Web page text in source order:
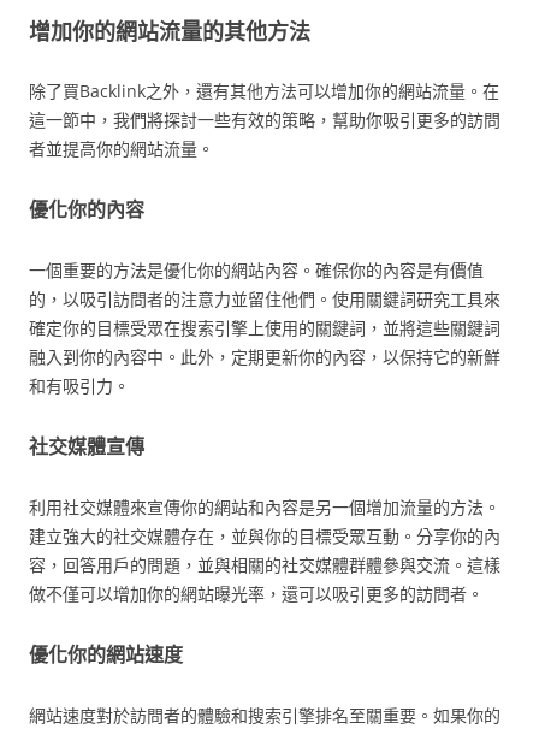
增加你的網站流量的其他方法
除了買Backlink之外，還有其他方法可以增加你的網站流量。在
這一節中，我們將探討一些有效的策略，幫助你吸引更多的訪問
者並提高你的網站流量。
優化你的內容
一個重要的方法是優化你的網站內容。確保你的內容是有價值
的，以吸引訪問者的注意力並留住他們。使用關鍵詞研究工具來
確定你的目標受眾在搜索引擎上使用的關鍵詞，並將這些關鍵詞
融入到你的內容中。此外，定期更新你的內容，以保持它的新鮮
和有吸引力。
社交媒體宣傳
利用社交媒體來宣傳你的網站和內容是另一個增加流量的方法。
建立強大的社交媒體存在，並與你的目標受眾互動。分享你的內
容，回答用戶的問題，並與相關的社交媒體群體參與交流。這樣
做不僅可以增加你的網站曝光率，還可以吸引更多的訪問者。
優化你的網站速度
網站速度對於訪問者的體驗和搜索引擎排名至關重要。如果你的